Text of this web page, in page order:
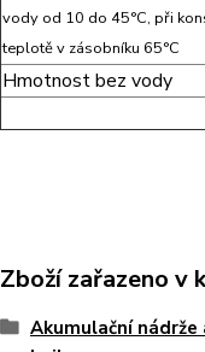
vody od 10 do 45°C, při
teplotě v zásobníku 65°C
Hmotnost bez vody
Zboží zařazeno v
Akumulační nádrže